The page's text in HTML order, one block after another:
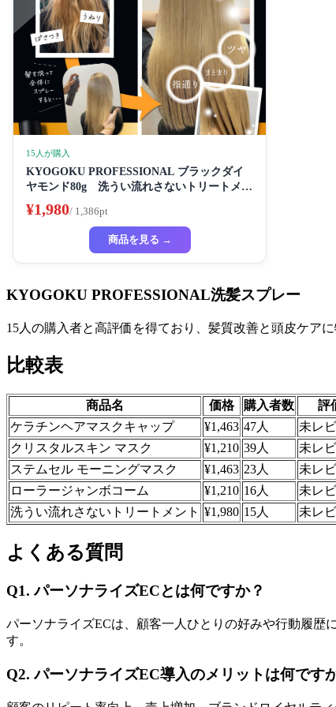
15人が購入
KYOGOKU PROFESSIONAL ブラックダイ
ヤモンド80g 洗うい流れさないトリートメン
ト ヘアスプレー アルガンオイル協力する (髪
質の改善スプレー)
¥1,980/ 1,386pt
商品を見る →
KYOGOKU PROFESSIONAL洗髪スプレー
15人の購入者と高評価を得ており、髪質改善と頭皮ケア
比較表
商品名 価格 購入者数 評
ケラチンヘアマスクキャップ
¥1,463 47人 未レ
クリスタルスキン マスク
¥1,210 39人 未レ
ステムセル モーニングマスク
¥1,463 23人 未レ
ローラージャンボコーム
¥1,210 16人 未レ
洗うい流れさないトリートメント ¥1,980 15人 未レ
よくある質問
Q1. パーソナライズECとは何ですか？
パーソナライズECは、顧客一人ひとりの好みや行動履歴
す。
Q2. パーソナライズEC導入のメリットは何です